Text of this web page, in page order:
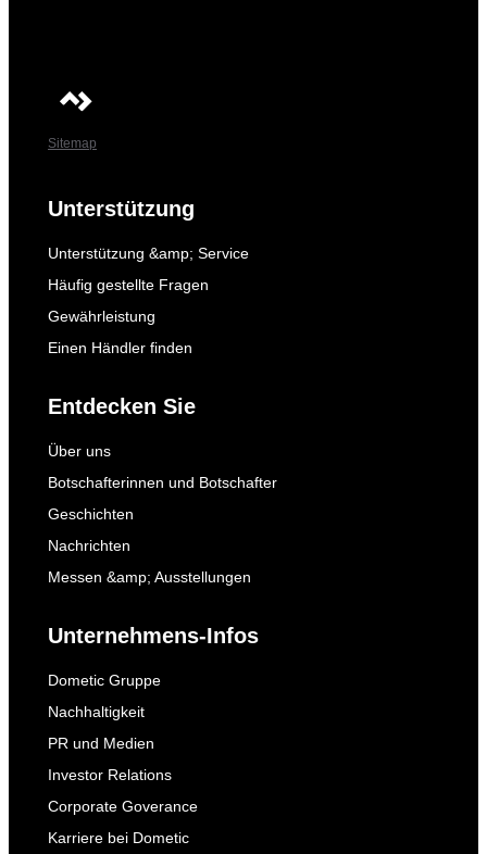
Sitemap
Unterstützung
Unterstützung &amp; Service
Häufig gestellte Fragen
Gewährleistung
Einen Händler finden
Entdecken Sie
Über uns
Botschafterinnen und Botschafter
Geschichten
Nachrichten
Messen &amp; Ausstellungen
Unternehmens-Infos
Dometic Gruppe
Nachhaltigkeit
PR und Medien
Investor Relations
Corporate Goverance
Karriere bei Dometic